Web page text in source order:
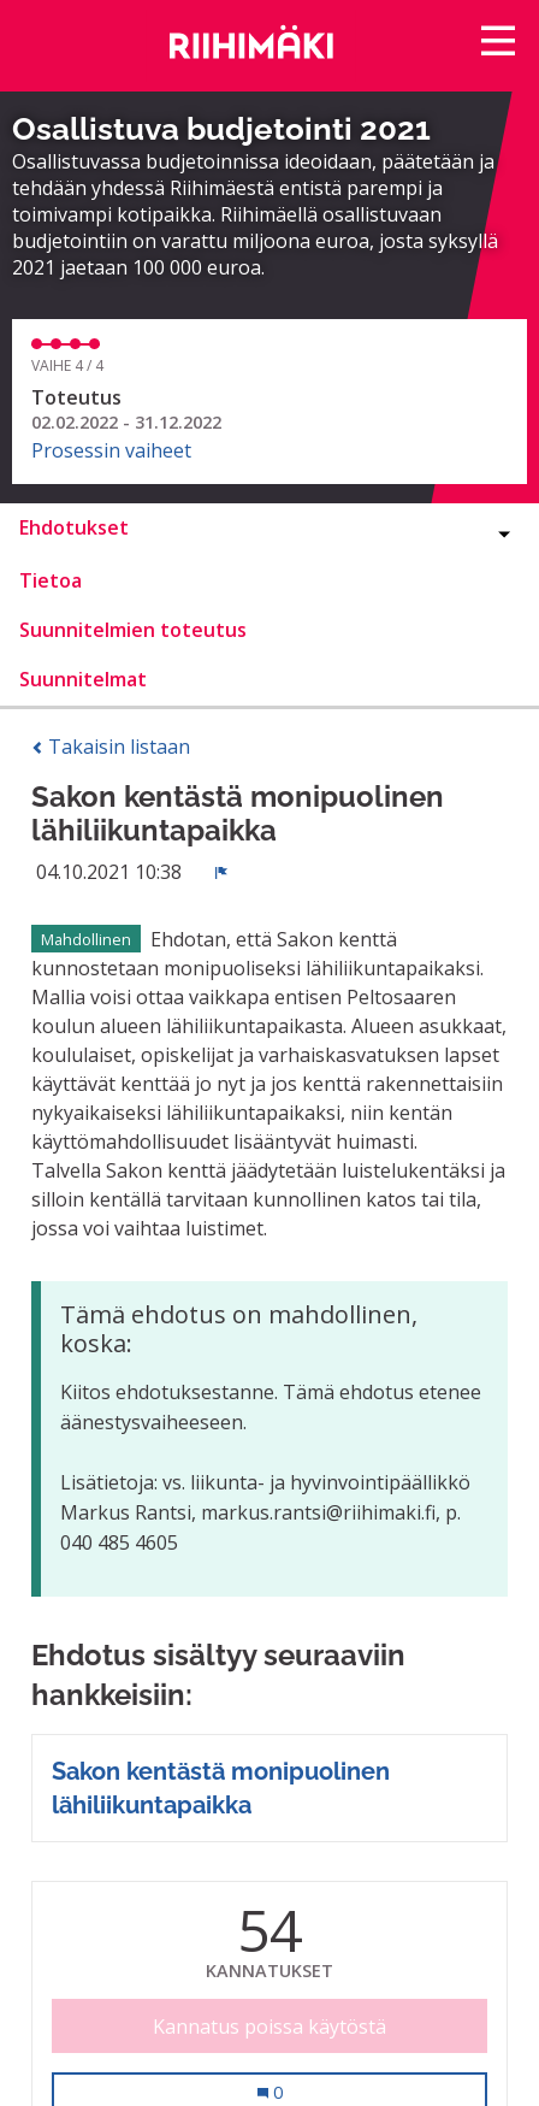
Osallistuva budjetointi 2021
Osallistuvassa budjetoinnissa ideoidaan, päätetään ja
tehdään yhdessä Riihimäestä entistä parempi ja
toimivampi kotipaikka. Riihimäellä osallistuvaan
budjetointiin on varattu miljoona euroa, josta syksyllä
2021 jaetaan 100 000 euroa.
VAIHE 4 / 4
Toteutus
02.02.2022 - 31.12.2022
Prosessin vaiheet
Ehdotukset
Tietoa
Suunnitelmien toteutus
Suunnitelmat
Takaisin listaan
Sakon kentästä monipuolinen
lähiliikuntapaikka
04.10.2021 10:38
Mahdollinen
Ehdotan, että Sakon kenttä
kunnostetaan monipuoliseksi lähiliikuntapaikaksi.
Mallia voisi ottaa vaikkapa entisen Peltosaaren
koulun alueen lähiliikuntapaikasta. Alueen asukkaat,
koululaiset, opiskelijat ja varhaiskasvatuksen lapset
käyttävät kenttää jo nyt ja jos kenttä rakennettaisiin
nykyaikaiseksi lähiliikuntapaikaksi, niin kentän
käyttömahdollisuudet lisääntyvät huimasti.
Talvella Sakon kenttä jäädytetään luistelukentäksi ja
silloin kentällä tarvitaan kunnollinen katos tai tila,
jossa voi vaihtaa luistimet.
Tämä ehdotus on mahdollinen,
koska:
Kiitos ehdotuksestanne. Tämä ehdotus etenee
äänestysvaiheeseen.
Lisätietoja: vs. liikunta- ja hyvinvointipäällikkö
Markus Rantsi, markus.rantsi@riihimaki.fi, p.
040 485 4605
Ehdotus sisältyy seuraaviin
hankkeisiin:
Sakon kentästä monipuolinen
lähiliikuntapaikka
54
KANNATUKSET
Kannatus poissa käytöstä
Sakon kentästä monipuolinen
0